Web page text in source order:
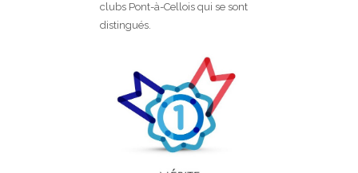
clubs Pont-à-Cellois qui se sont
distingués.